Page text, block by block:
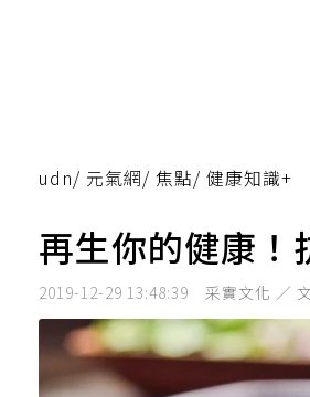
udn/ 元氣網/ 焦點/ 健康知識+
再生你的健康！
2019-12-29 13:48:39 采實文化 ／